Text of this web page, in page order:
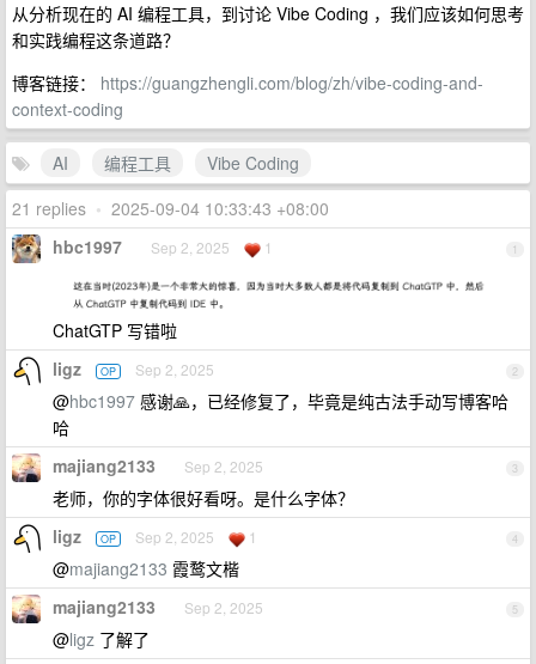
从分析现在的 AI 编程工具，到讨论 Vibe Coding ，我们应该如何思考
和实践编程这条道路？
博客链接： https://guangzhengli.com/blog/zh/vibe-coding-and-
context-coding
AI 编程工具
Vibe Coding
21 replies • 2025-09-04 10:33:43 +08:00
1
hbc1997 Sep 2, 2025 1
ChatGTP 写错啦
2
ligz OP Sep 2, 2025
@hbc1997 感谢🙏，已经修复了，毕竟是纯古法手动写博客哈
哈
3
majiang2133 Sep 2, 2025
老师，你的字体很好看呀。是什么字体？
4
ligz OP Sep 2, 2025 1
@majiang2133 霞鹜文楷
5
majiang2133 Sep 2, 2025
@ligz 了解了